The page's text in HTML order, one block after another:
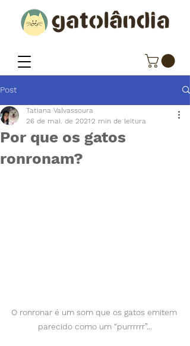
Post
Por que os gatos
ronronam?
Tatiana Valvassoura
26 de mai. de 20212 min de leitura
O ronronar é um som que os gatos emitem
parecido como um “purrrrrr”...